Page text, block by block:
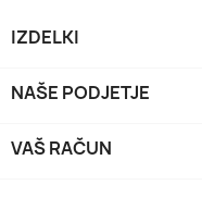
IZDELKI
NAŠE PODJETJE
VAŠ RAČUN